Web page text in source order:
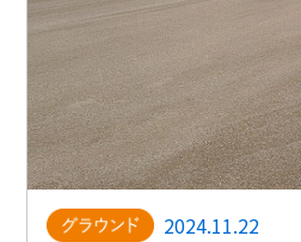
2024.11.22